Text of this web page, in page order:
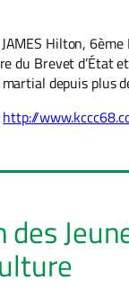
Hilton, 6ème
du Brevet d’État
depuis plus
http://
des